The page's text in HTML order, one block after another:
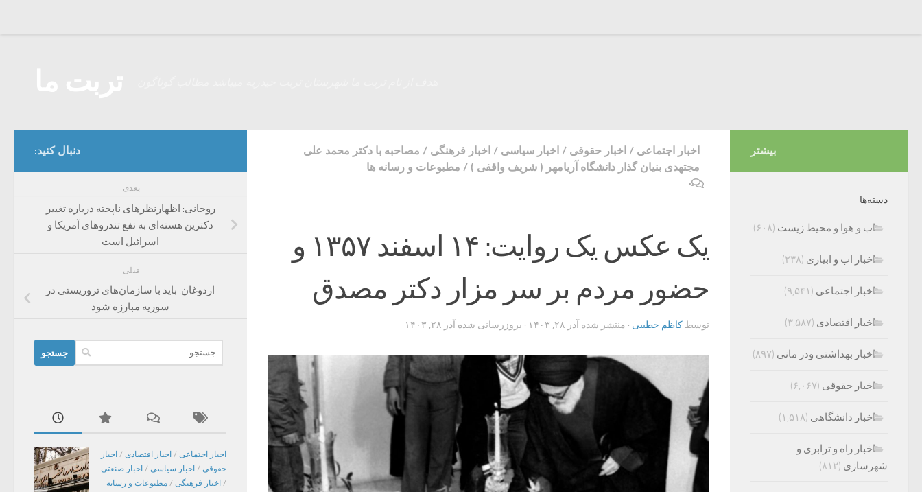
اخبار اجتماعی / اخبار حقوقی / اخبار سیاسی / اخبار فرهنگی / مصاحبه با دکتر محمد علی
مجتهدی بنیان گذار دانشگاه آریامهر ( شریف واقفی ) / مطبوعات و رسانه ها
۰
یک عکس یک روایت: ۱۴ اسفند ۱۳۵۷ و
حضور مردم بر سر مزار دکتر مصدق
توسط کاظم خطیبی · منتشر شده آذر ۲۸, ۱۴۰۳ · بروزرسانی شده آذر ۲۸, ۱۴۰۳
دنبال کنید:
بعدی
روحانی: اظهارنظر‌های ناپخته درباره تغییر
دکترین هسته‌ای به نفع تندرو‌های آمریکا و
اسرائیل است
قبلی
اردوغان: باید با سازمان‌های تروریستی در
سوریه مبارزه شود
برای:
اخبار اجتماعی / اخبار اقتصادی / اخبار
حقوقی / اخبار سیاسی / اخبار صنعتی
/ اخبار فرهنگی / مطبوعات و رسانه
بیشتر
دسته‌ها
اب و هوا و محیط زیست (۶۰۸)
اخبار اب و ابیاری (۲۳۸)
اخبار اجتماعی (۹,۵۴۱)
اخبار اقتصادی (۳,۵۸۷)
اخبار بهداشتی ودر مانی (۸۹۷)
اخبار حقوقی (۶,۰۶۷)
اخبار دانشگاهی (۱,۵۱۸)
اخبار راه و ترابری و
شهرسازی (۸۱۲)